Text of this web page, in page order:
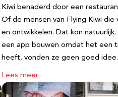
Kiwi benaderd door een
Of de mensen van Flying Kiwi
en ontwikkelen. Dat kon
een app bouwen omdat het een
heeft, vonden ze geen goed
Lees meer